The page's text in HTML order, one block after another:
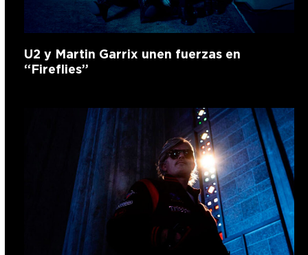
U2 y Martin Garrix unen fuerzas en
“Fireflies”